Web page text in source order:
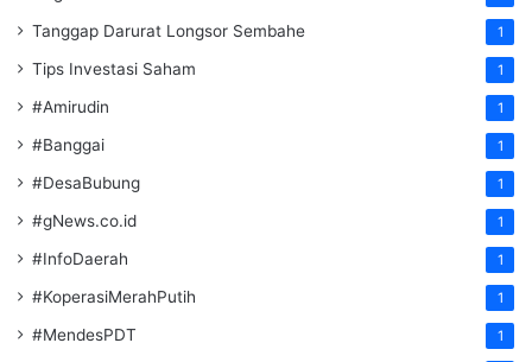
Tanggap Darurat Longsor Sembahe 1
Tips Investasi Saham 1
#Amirudin 1
#Banggai 1
#DesaBubung 1
#gNews.co.id 1
#InfoDaerah 1
#KoperasiMerahPutih 1
#MendesPDT 1